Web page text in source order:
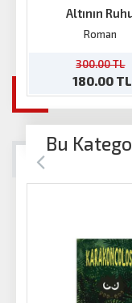
Altının
Roman
300.00 TL
180.00 TL
Bu